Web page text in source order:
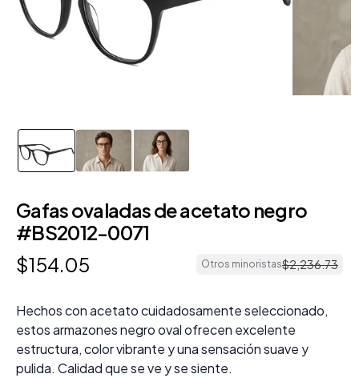
Gafas ovaladas de acetato negro
#BS2012-0071
$154.05 Otros minoristas$2,236.73
Hechos con acetato cuidadosamente seleccionado,
estos armazones negro oval ofrecen excelente
estructura, color vibrante y una sensación suave y
pulida. Calidad que se ve y se siente.